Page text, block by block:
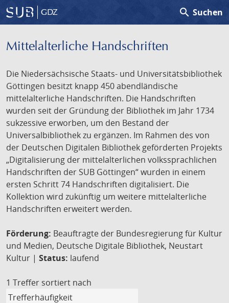
GDZ search Suchen
Mittelalterliche Handschriften
Die Niedersächsische Staats- und Universitätsbibliothek
Göttingen besitzt knapp 450 abendländische
mittelalterliche Handschriften. Die Handschriften
wurden seit der Gründung der Bibliothek im Jahr 1734
sukzessive erworben, um den Bestand der
Universalbibliothek zu ergänzen. Im Rahmen des von
der Deutschen Digitalen Bibliothek geförderten Projekts
„Digitalisierung der mittelalterlichen volkssprachlichen
Handschriften der SUB Göttingen“ wurden in einem
ersten Schritt 74 Handschriften digitalisiert. Die
Kollektion wird zukünftig um weitere mittelalterliche
Handschriften erweitert werden.
Förderung: Beauftragte der Bundesregierung für Kultur
und Medien, Deutsche Digitale Bibliothek, Neustart
Kultur | Status: laufend
1 Treffer sortiert nach